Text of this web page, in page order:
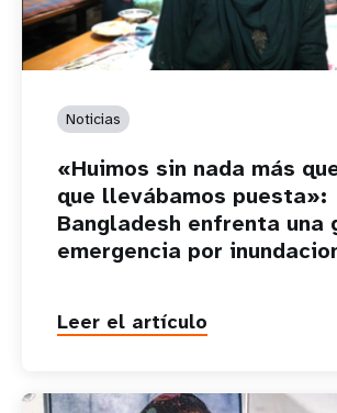
Noticias
«Huimos sin nada más
que llevábamos puesta»:
Bangladesh enfrenta una
emergencia por
Leer el artículo